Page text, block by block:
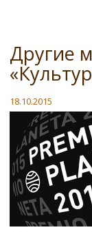
Другие
18.10.2015